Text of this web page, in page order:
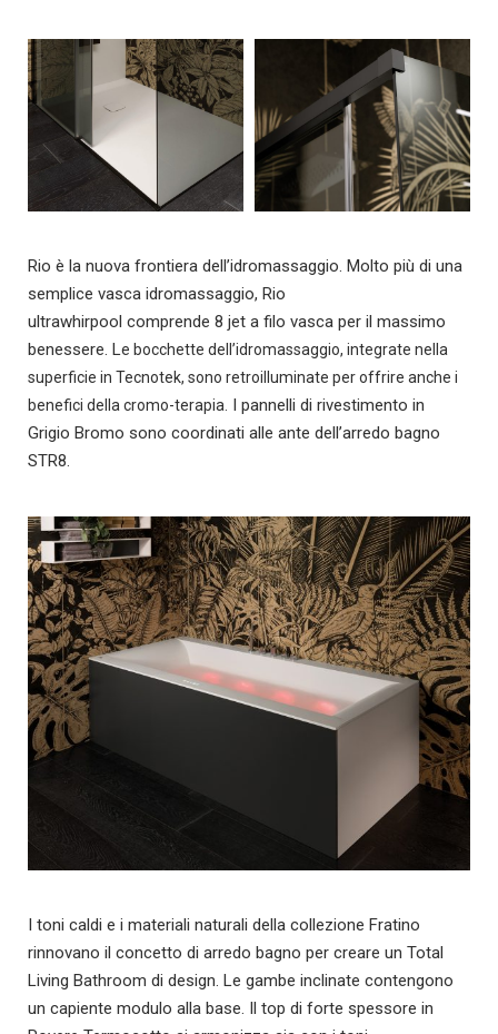
Rio è la nuova frontiera dell’idromassaggio. Molto più di una
semplice vasca idromassaggio, Rio
ultrawhirpool comprende 8 jet a filo vasca per il massimo
benessere. Le bocchette dell’idromassaggio, integrate nella
superficie in Tecnotek, sono retroilluminate per offrire anche i
benefici della cromo-terapia. I pannelli di rivestimento in
Grigio Bromo sono coordinati alle ante dell’arredo bagno
STR8.
I toni caldi e i materiali naturali della collezione Fratino
rinnovano il concetto di arredo bagno per creare un Total
Living Bathroom di design. Le gambe inclinate contengono
un capiente modulo alla base. Il top di forte spessore in